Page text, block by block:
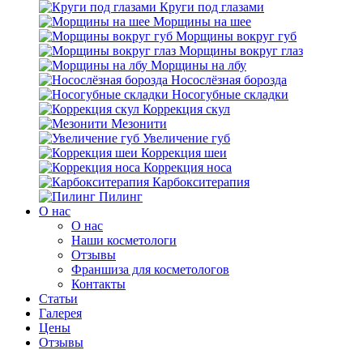
Круги под глазами
Морщины на шее
Морщины вокруг губ
Морщины вокруг глаз
Морщины на лбу
Носослёзная борозда
Носогубные складки
Коррекция скул
Мезонити
Увеличение губ
Коррекция шеи
Коррекция носа
Карбокситерапия
Пилинг
O нас
O нас
Наши косметологи
Отзывы
Франшиза для косметологов
Контакты
Статьи
Галерея
Цены
Отзывы